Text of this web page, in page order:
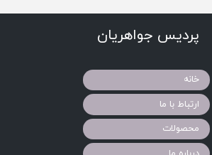
پردیس جواهریان
خانه
ارتباط با ما
محصولات